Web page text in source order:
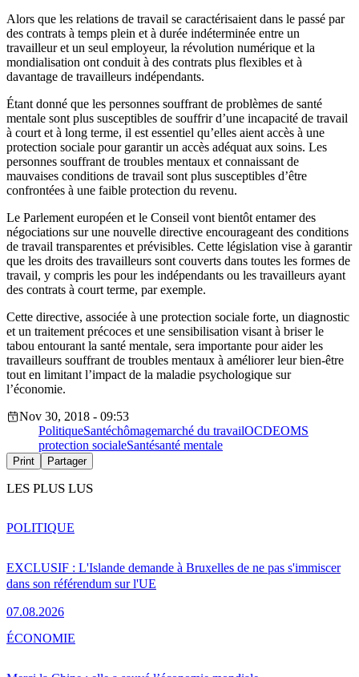
Alors que les relations de travail se caractérisaient dans le passé par
des contrats à temps plein et à durée indéterminée entre un
travailleur et un seul employeur, la révolution numérique et la
mondialisation ont conduit à des contrats plus flexibles et à
davantage de travailleurs indépendants.
Étant donné que les personnes souffrant de problèmes de santé
mentale sont plus susceptibles de souffrir d’une incapacité de travail
à court et à long terme, il est essentiel qu’elles aient accès à une
protection sociale pour garantir un accès adéquat aux soins. Les
personnes souffrant de troubles mentaux et connaissant de
mauvaises conditions de travail sont plus susceptibles d’être
confrontées à une faible protection du revenu.
Le Parlement européen et le Conseil vont bientôt entamer des
négociations sur une nouvelle directive encourageant des conditions
de travail transparentes et prévisibles. Cette législation vise à garantir
que les droits des travailleurs sont couverts dans toutes les formes de
travail, y compris les pour les indépendants ou les travailleurs ayant
des contrats à court terme, par exemple.
Cette directive, associée à une protection sociale forte, un diagnostic
et un traitement précoces et une sensibilisation visant à briser le
tabou entourant la santé mentale, sera importante pour aider les
travailleurs souffrant de troubles mentaux à améliorer leur bien-être
tout en limitant l’impact de la maladie psychologique sur
l’économie.
Nov 30, 2018 - 09:53
PolitiqueSantéchômagemarché du travailOCDEOMS
protection socialeSantésanté mentale
Print Partager
LES PLUS LUS
EXCLUSIF : L'Islande demande à Bruxelles de ne pas s'immiscer
dans son référendum sur l'UE
07.08.2026
POLITIQUE
ÉCONOMIE